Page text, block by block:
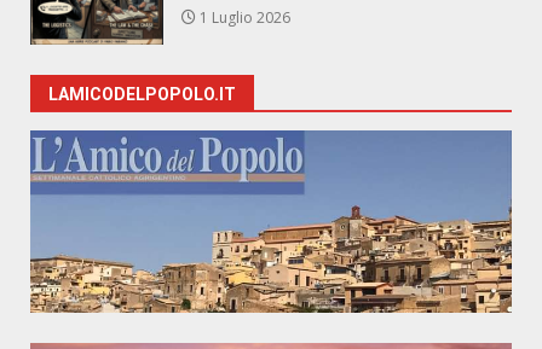
1 Luglio 2026
LAMICODELPOPOLO.IT